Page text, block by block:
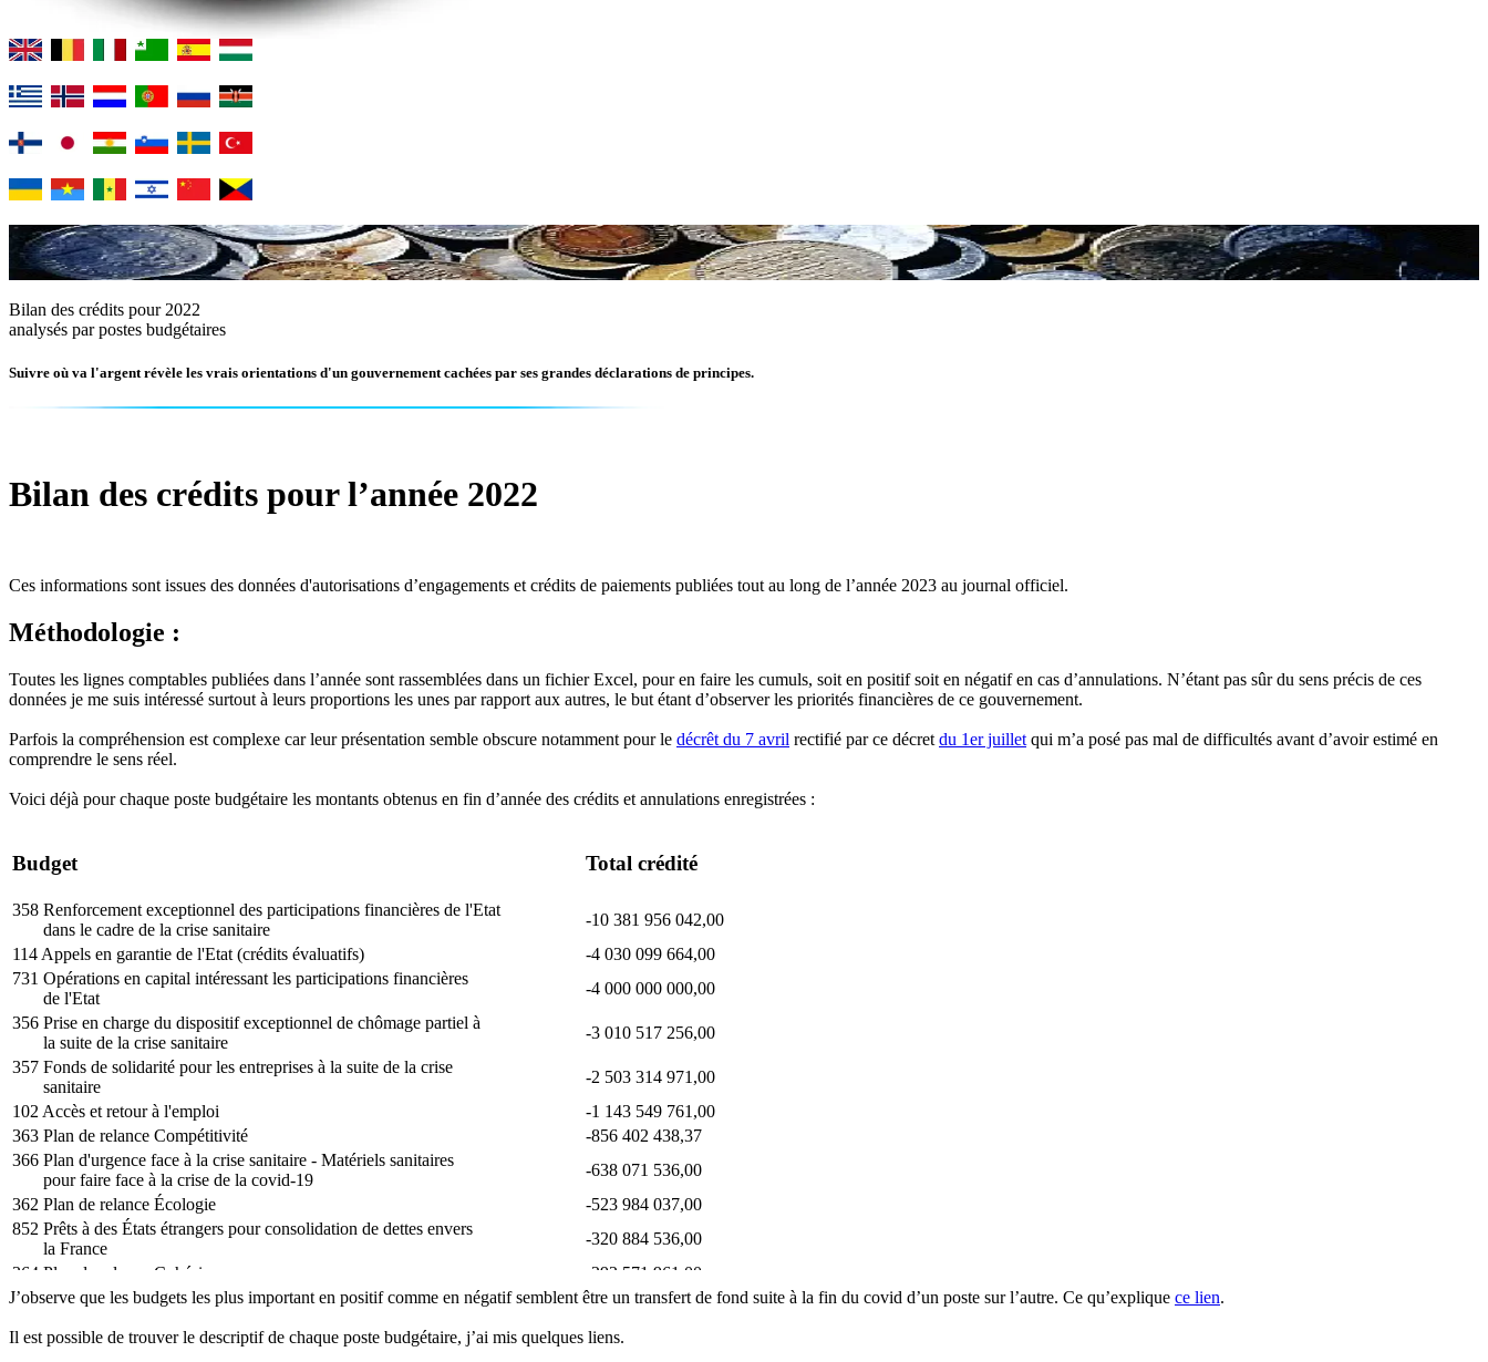
Bilan des crédits pour 2022
analysés par postes budgétaires
Suivre où va l'argent révèle les vrais orientations d'un gouvernement cachées par ses grandes déclarations de principes.
Bilan des crédits pour l’année 2022
Ces informations sont issues des données d'autorisations d’engagements et crédits de paiements publiées tout au long de l’année 2023 au journal officiel.
Méthodologie :
Toutes les lignes comptables publiées dans l’année sont rassemblées dans un fichier Excel, pour en faire les cumuls, soit en positif soit en négatif en cas d’annulations. N’étant pas sûr du sens précis de ces
données je me suis intéressé surtout à leurs proportions les unes par rapport aux autres, le but étant d’observer les priorités financières de ce gouvernement.
Parfois la compréhension est complexe car leur présentation semble obscure notamment pour le décrêt du 7 avril rectifié par ce décret du 1er juillet qui m’a posé pas mal de difficultés avant d’avoir estimé en
comprendre le sens réel.
Voici déjà pour chaque poste budgétaire les montants obtenus en fin d’année des crédits et annulations enregistrées :
Budget Total crédité
358 Renforcement exceptionnel des participations financières de l'Etat
dans le cadre de la crise sanitaire
-10 381 956 042,00
114 Appels en garantie de l'Etat (crédits évaluatifs)
-4 030 099 664,00
731 Opérations en capital intéressant les participations financières
de l'Etat
-4 000 000 000,00
356 Prise en charge du dispositif exceptionnel de chômage partiel à
la suite de la crise sanitaire
-3 010 517 256,00
357 Fonds de solidarité pour les entreprises à la suite de la crise
sanitaire
-2 503 314 971,00
102 Accès et retour à l'emploi
-1 143 549 761,00
363 Plan de relance Compétitivité
-856 402 438,37
366 Plan d'urgence face à la crise sanitaire - Matériels sanitaires
pour faire face à la crise de la covid-19
-638 071 536,00
362 Plan de relance Écologie
-523 984 037,00
852 Prêts à des États étrangers pour consolidation de dettes envers
la France
-320 884 536,00
364 Plan de relance Cohésion
-292 571 961,00
107 Administration pénitentiaire
-234 171 761,52
163 Jeunesse et vie associative
-187 250 601,40
J’observe que les budgets les plus important en positif comme en négatif semblent être un transfert de fond suite à la fin du covid d’un poste sur l’autre. Ce qu’explique ce lien.
Il est possible de trouver le descriptif de chaque poste budgétaire, j’ai mis quelques liens.